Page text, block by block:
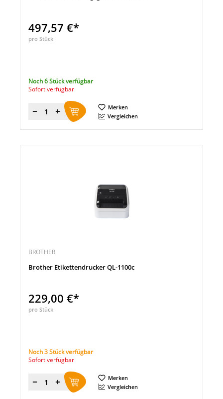
497,57 €*
pro Stück
Noch 6 Stück verfügbar
Sofort verfügbar
Menge
Merken
Vergleichen
BROTHER
Brother Etikettendrucker QL-1100c
229,00 €*
pro Stück
Noch 3 Stück verfügbar
Sofort verfügbar
Menge
Merken
Vergleichen